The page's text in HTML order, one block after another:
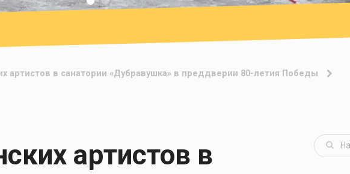
артистов в санатории «Дубравушка» в преддверии 80-летия Победы
артистов в